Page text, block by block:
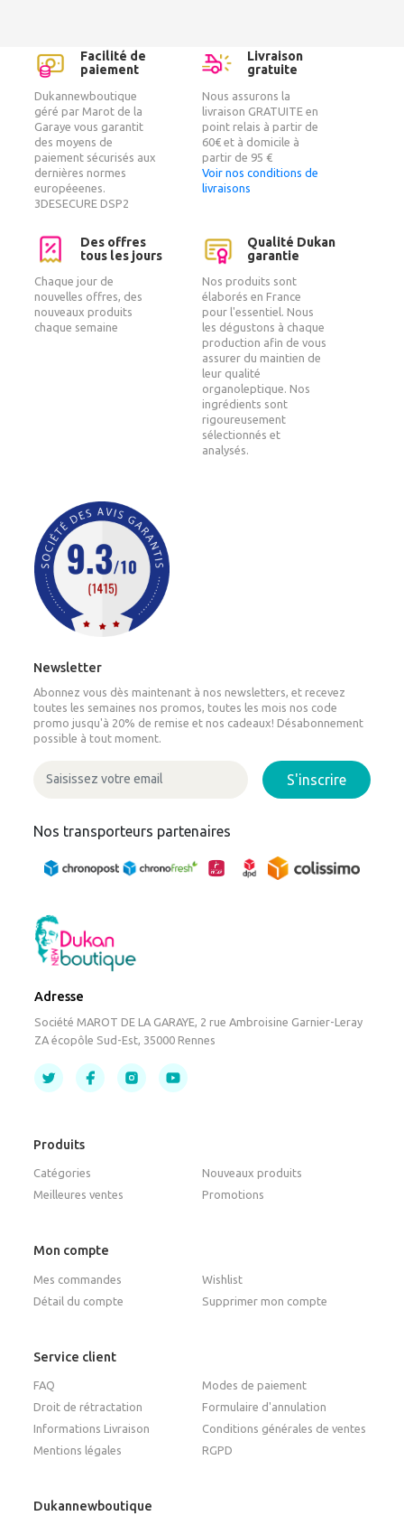
Facilité de
paiement
Dukannewboutique
géré par Marot de la
Garaye vous garantit
des moyens de
paiement sécurisés aux
dernières normes
européeenes.
3DESECURE DSP2
Livraison
gratuite
Nous assurons la
livraison GRATUITE en
point relais à partir de
60€ et à domicile à
partir de 95 €
Voir nos conditions de
livraisons
Des offres
tous les jours
Chaque jour de
nouvelles offres, des
nouveaux produits
chaque semaine
Qualité Dukan
garantie
Nos produits sont
élaborés en France
pour l'essentiel. Nous
les dégustons à chaque
production afin de vous
assurer du maintien de
leur qualité
organoleptique. Nos
ingrédients sont
rigoureusement
sélectionnés et
analysés.
Newsletter
Abonnez vous dès maintenant à nos newsletters, et recevez
toutes les semaines nos promos, toutes les mois nos code
promo jusqu'à 20% de remise et nos cadeaux! Désabonnement
possible à tout moment.
S'inscrire
Nos transporteurs partenaires
Adresse
Société MAROT DE LA GARAYE, 2 rue Ambroisine Garnier-Leray
ZA écopôle Sud-Est, 35000 Rennes
Produits
Catégories
Nouveaux produits
Meilleures ventes
Promotions
Mon compte
Mes commandes
Wishlist
Détail du compte
Supprimer mon compte
Service client
FAQ
Modes de paiement
Droit de rétractation
Formulaire d'annulation
Informations Livraison
Conditions générales de ventes
Mentions légales
RGPD
Dukannewboutique